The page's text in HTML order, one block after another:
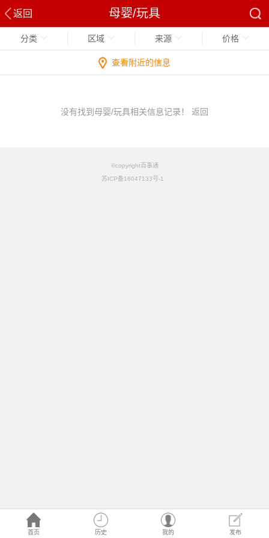
返回 母婴/玩具
首页 历史 我的 发布
分类 区域 来源 价格
查看附近的信息
没有找到母婴/玩具相关信息记录！ 返回
©copyright百事通
苏ICP备16047133号-1